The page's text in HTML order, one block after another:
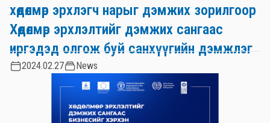
хөдөлмөр эрхлэгч нарыг дэмжих зорилгоор
Хөдөлмөр эрхлэлтийг дэмжих сангаас
иргэдэд олгож буй санхүүгийн дэмжлэг
2024.02.27 News